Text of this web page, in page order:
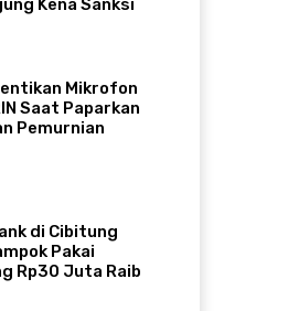
Kena Sanksi
Mikrofon
Saat Paparkan
Pemurnian
di Cibitung
Pakai
Rp30 Juta Raib